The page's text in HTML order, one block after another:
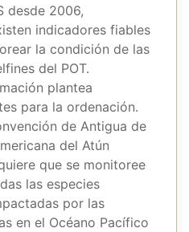
desde 2006,
indicadores fiables
la condición de las
del POT.
plantea
para la ordenación.
de Antigua de
del Atún
que se monitoree
las especies
por las
en el Océano Pacífico